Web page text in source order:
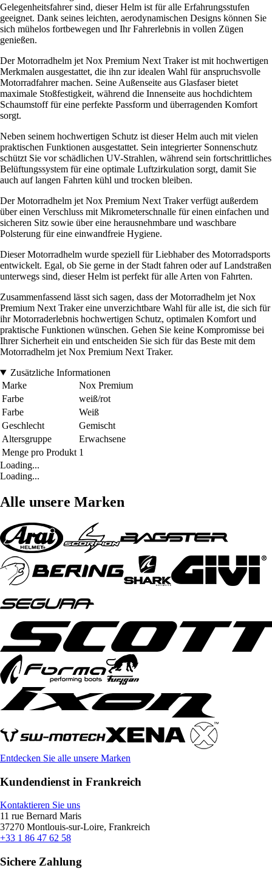
Gelegenheitsfahrer sind, dieser Helm ist für alle Erfahrungsstufen
geeignet. Dank seines leichten, aerodynamischen Designs können Sie
sich mühelos fortbewegen und Ihr Fahrerlebnis in vollen Zügen
genießen.
Der Motorradhelm jet Nox Premium Next Traker ist mit hochwertigen
Merkmalen ausgestattet, die ihn zur idealen Wahl für anspruchsvolle
Motorradfahrer machen. Seine Außenseite aus Glasfaser bietet
maximale Stoßfestigkeit, während die Innenseite aus hochdichtem
Schaumstoff für eine perfekte Passform und überragenden Komfort
sorgt.
Neben seinem hochwertigen Schutz ist dieser Helm auch mit vielen
praktischen Funktionen ausgestattet. Sein integrierter Sonnenschutz
schützt Sie vor schädlichen UV-Strahlen, während sein fortschrittliches
Belüftungssystem für eine optimale Luftzirkulation sorgt, damit Sie
auch auf langen Fahrten kühl und trocken bleiben.
Der Motorradhelm jet Nox Premium Next Traker verfügt außerdem
über einen Verschluss mit Mikrometerschnalle für einen einfachen und
sicheren Sitz sowie über eine herausnehmbare und waschbare
Polsterung für eine einwandfreie Hygiene.
Dieser Motorradhelm wurde speziell für Liebhaber des Motorradsports
entwickelt. Egal, ob Sie gerne in der Stadt fahren oder auf Landstraßen
unterwegs sind, dieser Helm ist perfekt für alle Arten von Fahrten.
Zusammenfassend lässt sich sagen, dass der Motorradhelm jet Nox
Premium Next Traker eine unverzichtbare Wahl für alle ist, die sich für
ihr Motorraderlebnis hochwertigen Schutz, optimalen Komfort und
praktische Funktionen wünschen. Gehen Sie keine Kompromisse bei
Ihrer Sicherheit ein und entscheiden Sie sich für das Beste mit dem
Motorradhelm jet Nox Premium Next Traker.
Zusätzliche Informationen
Marke
Nox Premium
Farbe
weiß/rot
Farbe
Weiß
Geschlecht
Gemischt
Altersgruppe
Erwachsene
Menge pro Produkt 1
Loading...
Loading...
Alle unsere Marken
Entdecken Sie alle unsere Marken
Kundendienst in Frankreich
Kontaktieren Sie uns
11 rue Bernard Maris
37270 Montlouis-sur-Loire, Frankreich
+33 1 86 47 62 58
Sichere Zahlung